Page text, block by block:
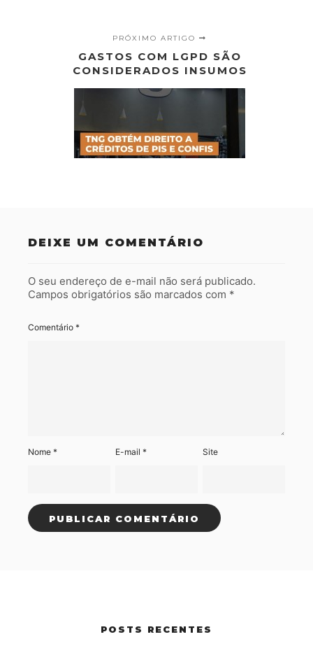
PRÓXIMO ARTIGO
GASTOS COM LGPD SÃO
CONSIDERADOS INSUMOS
DEIXE UM COMENTÁRIO
O seu endereço de e-mail não será publicado.
Campos obrigatórios são marcados com *
Comentário *
Nome * E-mail* Site
POSTS RECENTES